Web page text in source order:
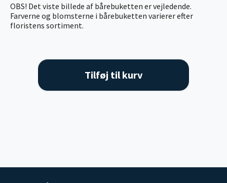
OBS! Det viste billede af bårebuketten er vejledende.
Farverne og blomsterne i bårebuketten varierer efter
floristens sortiment.
Tilføj til kurv